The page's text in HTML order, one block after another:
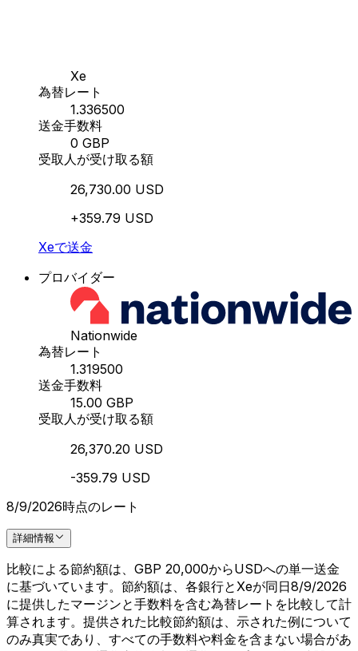
Xe
為替レート
1.336500
送金手数料
0 GBP
受取人が受け取る額
26,730.00 USD
+359.79 USD
Xeで送金
プロバイダー
Nationwide
為替レート
1.319500
送金手数料
15.00 GBP
受取人が受け取る額
26,370.20 USD
-359.79 USD
8/9/2026時点のレート
詳細情報
比較による節約額は、GBP 20,000からUSDへの単一送金
に基づいています。節約額は、各銀行とXeが同日8/9/2026
に提供したマージンと手数料を含む為替レートを比較して計
算されます。提供された比較節約額は、示された例について
のみ真実であり、すべての手数料や料金を含まない場合があ